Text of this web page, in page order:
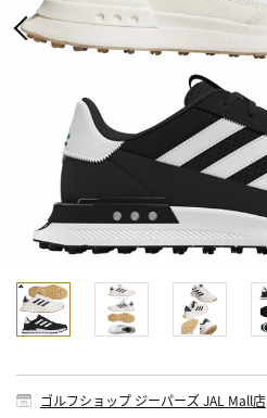
ゴルフショップ ジーパーズ JAL Mall店